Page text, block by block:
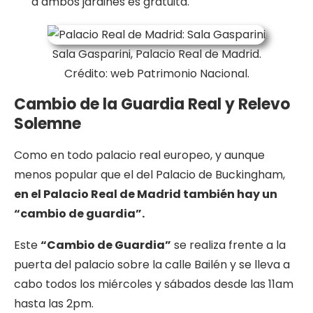
Sala Gasparini, Palacio Real de Madrid.
Crédito: web Patrimonio Nacional.
Cambio de la Guardia Real y Relevo
Solemne
Como en todo palacio real europeo, y aunque
menos popular que el del Palacio de Buckingham,
en el Palacio Real de Madrid también hay un
“cambio de guardia”.
Este“Cambio de Guardia” se realiza frente a la
puerta del palacio sobre la calle Bailén y se lleva a
cabo todos los miércoles y sábados desde las 11am
hasta las 2pm.